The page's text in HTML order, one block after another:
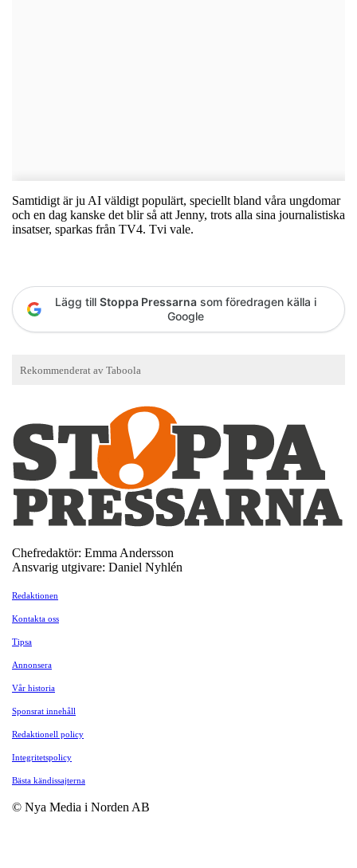
Samtidigt är ju AI väldigt populärt, speciellt bland våra ungdomar
och en dag kanske det blir så att Jenny, trots alla sina journalistiska
insatser, sparkas från TV4. Tvi vale.
Lägg till Stoppa Pressarna som föredragen källa i
Google
Chefredaktör: Emma Andersson
Ansvarig utgivare: Daniel Nyhlén
Redaktionen
Kontakta oss
Tipsa
Annonsera
Vår historia
Sponsrat innehåll
Redaktionell policy
Integritetspolicy
Bästa kändissajterna
© Nya Media i Norden AB